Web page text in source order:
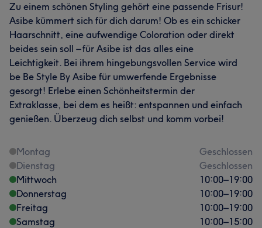
Zu einem schönen Styling gehört eine passende Frisur!
Asibe kümmert sich für dich darum! Ob es ein schicker
Haarschnitt, eine aufwendige Coloration oder direkt
beides sein soll – für Asibe ist das alles eine
Leichtigkeit. Bei ihrem hingebungsvollen Service wird
be Be Style By Asibe für umwerfende Ergebnisse
gesorgt! Erlebe einen Schönheitstermin der
Extraklasse, bei dem es heißt: entspannen und einfach
genießen. Überzeug dich selbst und komm vorbei!
Montag
Geschlossen
Dienstag
Geschlossen
Mittwoch
10:00–19:00
Donnerstag
10:00–19:00
Freitag
10:00–19:00
Samstag
10:00–15:00